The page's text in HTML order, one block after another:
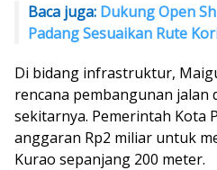
Baca juga: Dukung Open
Padang Sesuaikan Rute
Di bidang infrastruktur,
rencana pembangunan jalan
sekitarnya. Pemerintah Kota
anggaran Rp2 miliar untuk
Kurao sepanjang 200 meter.